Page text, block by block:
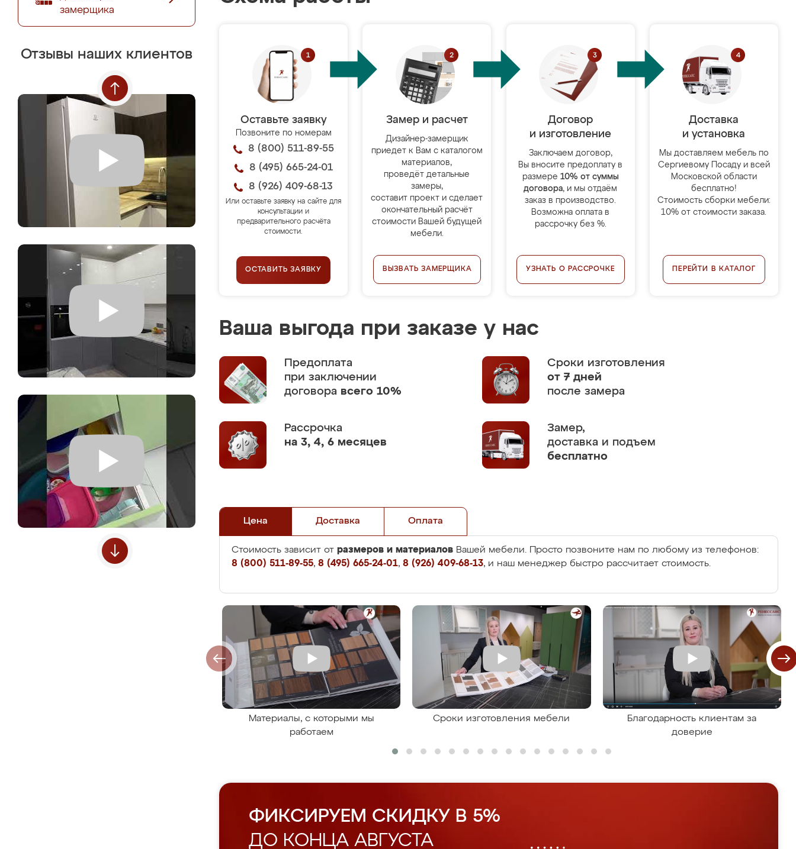
замерщика
Отзывы наших клиентов
Оставьте заявку
Позвоните по номерам
8 (800) 511-89-55
8 (495) 665-24-01
8 (926) 409-68-13
Или оставьте заявку на сайте для
консультации и
предварительного расчёта
стоимости.
ОСТАВИТЬ ЗАЯВКУ
Замер и расчет
Дизайнер-замерщик
приедет к Вам с каталогом
материалов,
проведёт детальные
замеры,
составит проект и сделает
окончательный расчёт
стоимости Вашей будущей
мебели.
ВЫЗВАТЬ ЗАМЕРЩИКА
Договор
и изготовление
Заключаем договор,
Вы вносите предоплату в
размере 10% от суммы
договора, и мы отдаём
заказ в производство.
Возможна оплата в
рассрочку без %.
УЗНАТЬ О РАССРОЧКЕ
Доставка
и установка
Мы доставляем мебель по
Сергиевому Посаду и всей
Московской области
бесплатно!
Стоимость сборки мебели:
10% от стоимости заказа.
ПЕРЕЙТИ В КАТАЛОГ
Ваша выгода при заказе у нас
Предоплата
при заключении
договора всего 10%
Сроки изготовления
от 7 дней
после замера
Рассрочка
на 3, 4, 6 месяцев
Замер,
доставка и подъем
бесплатно
Цена Доставка Оплата
Стоимость зависит от размеров и материалов Вашей мебели. Просто позвоните нам по любому из телефонов:
8 (800) 511-89-55, 8 (495) 665-24-01, 8 (926) 409-68-13, и наш менеджер быстро рассчитает стоимость.
Материалы, с которыми мы
работаем
Сроки изготовления мебели
Благодарность клиентам за
доверие
ФИКСИРУЕМ СКИДКУ В 5%
ДО КОНЦА АВГУСТА